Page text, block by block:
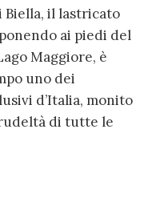
il lastricato
ai piedi del
Maggiore, è
uno dei
d’Italia, monito
di tutte le